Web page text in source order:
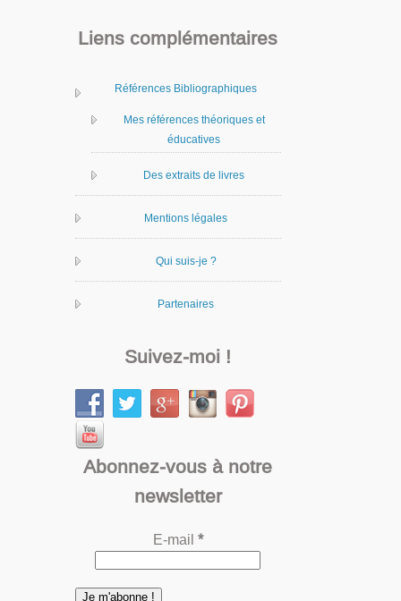
Liens complémentaires
Références Bibliographiques
Mes références théoriques et
éducatives
Des extraits de livres
Mentions légales
Qui suis-je ?
Partenaires
Suivez-moi !
Abonnez-vous à notre
newsletter
E-mail *